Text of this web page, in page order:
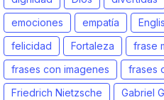
emociones
empatía
felicidad
Fortaleza frase
frases con imagenes
frases
Friedrich Nietzsche
Gabriel